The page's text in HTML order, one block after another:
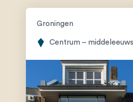
Groningen
Centrum –